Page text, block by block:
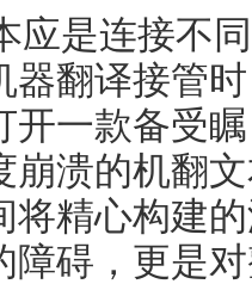
应是连接不
器翻译接管
开一款备受
崩溃的机翻
将精心构建
障碍，更是